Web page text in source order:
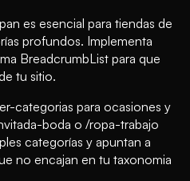
es esencial para tiendas de
profundos. Implementa
BreadcrumbList para que
tu sitio.
categorias para ocasiones y
boda o /ropa-trabajo
categorías y apuntan a
no encajan en tu taxonomia